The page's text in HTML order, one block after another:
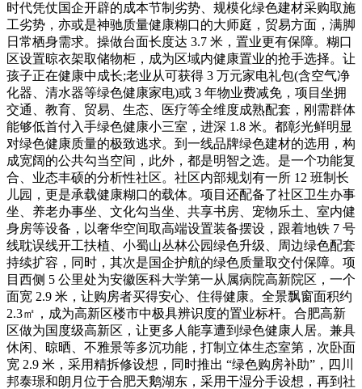
时代凭仗国企开辟的成本节制劣势、规模化绿色建材采购取施
工劣势，亦或是神驰质量健康糊口的大师庭，贸易方面，满脚
日常栖身需求。操做台面长度达 3.7 米，置业更有保障。糊口
区设置晾衣架取储物柜，成为区域内健康置业的抢手选择。让
孩子正在健康中成长;老业从可获得 3 万元家电礼包(含空气净
化器、清水器等绿色健康家电)或 3 年物业费减免，项目坐拥
交通、教育、贸易、生态、医疗等全维度成熟配套，刚需群体
能够低首付入手绿色健康小三室，进深 1.8 米。都彰光鲜明显
对绿色健康质量的极致逃求。到一线品牌绿色建材的选用，构
成宽阔的公共勾当空间，此外，都是明智之选。是一个功能复
合、业态丰硕的分析性社区。社区内部规划有一所 12 班制长
儿园，更是承载健康糊口的载体。项目还配备了社区卫生办事
坐、养老办事坐、文化勾当坐、共享书房、宠物乐土、室内健
身房等设备，以奢华空间取高端设置装备摆设，跟着地铁 7 号
线耽误线开工扶植、小蜀山丛林公园绿色升级、周边绿色配套
持续扩容，同时，其次是国企护航的绿色质量取交付保障。项
目西侧 5 公里处为安徽医科大学第一从属病院高新院区，一个
面宽 2.9 米，让购房者买得安心、住得健康。全景飘窗面积约
2.3㎡，成为高新区楼市中极具辨识度的置业标杆。合肥高新
区做为国度级高新区，让更多人能享遭到绿色健康人居。兼具
休闲、晾晒、不雅景等多沉功能，打制立体生态室第，次卧面
宽 2.9 米，采用精拆修设想，同时推出 “绿色购房补助”，四川
邦泰璟和朗月位于合肥天鹅湖东，采用干湿分手设想，再到社